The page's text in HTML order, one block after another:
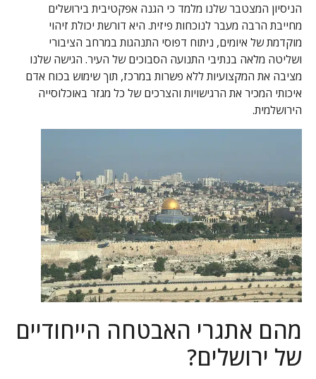
הניסיון המצטבר שלנו מלמד כי הגנה אפקטיבית בירושלים
מחייבת הרבה מעבר לנוכחות פיזית. היא דורשת יכולת זיהוי
מוקדמת של איומים, ניתוח דפוסי התנהגות במרחב הציבורי
ושליטה מלאה בנתיבי התנועה הסבוכים של העיר. הגישה שלנו
מציבה את המקצועיות ללא פשרות במרכז, תוך שימוש בכוח אדם
איכותי המכיר את הרגישויות והצרכים של כל מגזר באוכלוסייה
הירושלמית.
מהם אתגרי האבטחה הייחודיים
של ירושלים?